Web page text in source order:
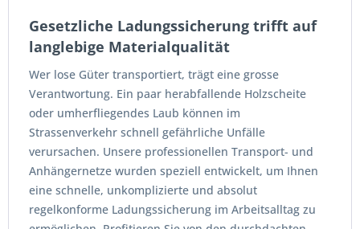
Gesetzliche Ladungssicherung trifft auf
langlebige Materialqualität
Wer lose Güter transportiert, trägt eine grosse
Verantwortung. Ein paar herabfallende Holzscheite
oder umherfliegendes Laub können im
Strassenverkehr schnell gefährliche Unfälle
verursachen. Unsere professionellen Transport- und
Anhängernetze wurden speziell entwickelt, um Ihnen
eine schnelle, unkomplizierte und absolut
regelkonforme Ladungssicherung im Arbeitsalltag zu